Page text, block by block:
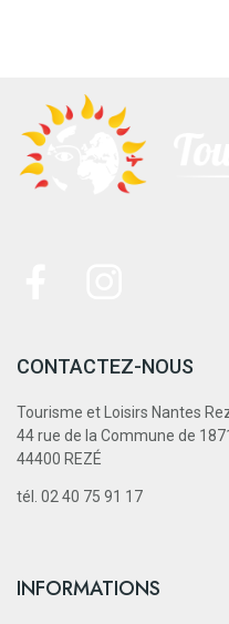
CONTACTEZ-NOUS
Tourisme et Loisirs Nantes
44 rue de la Commune de 1871
44400 REZÉ
tél. 02 40 75 91 17
INFORMATIONS